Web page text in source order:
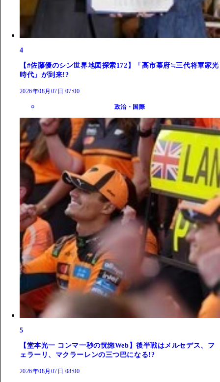
4
【#佐藤優のシン世界地図探索172】「高市幕府≒三代将軍家光
時代」が到来!?
2026年08月07日 07:00
政治・国際
5
【堂本光一 コンマ一秒の恍惚Web】後半戦はメルセデス、フ
ェラーリ、マクラーレンの三つ巴になる!?
2026年08月07日 08:00